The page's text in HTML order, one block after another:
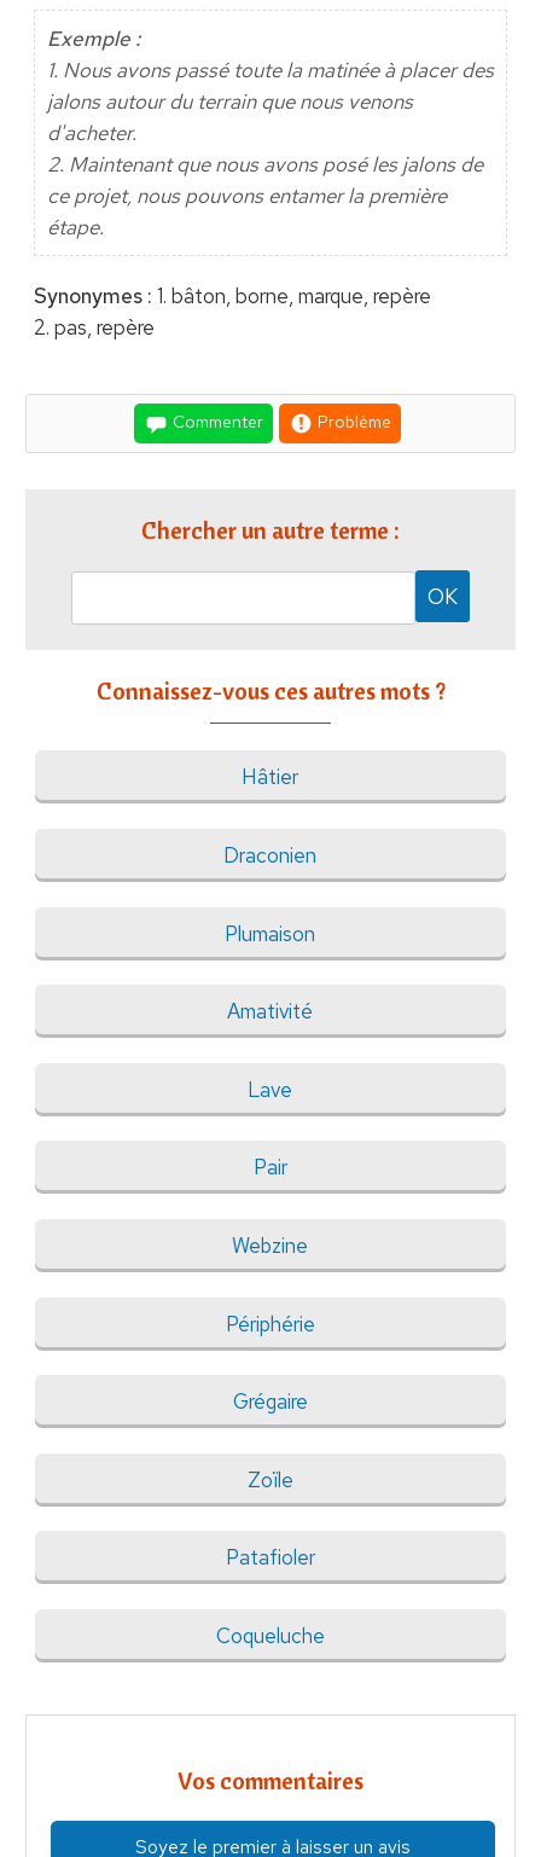
Exemple :
1. Nous avons passé toute la matinée à placer des
jalons autour du terrain que nous venons
d'acheter.
2. Maintenant que nous avons posé les jalons de
ce projet, nous pouvons entamer la première
étape.
Synonymes : 1. bâton, borne, marque, repère
2. pas, repère
Commenter Problème
Chercher un autre terme :
Connaissez-vous ces autres mots ?
Hâtier
Draconien
Plumaison
Amativité
Lave
Pair
Webzine
Périphérie
Grégaire
Zoïle
Patafioler
Coqueluche
Vos commentaires
Soyez le premier à laisser un avis